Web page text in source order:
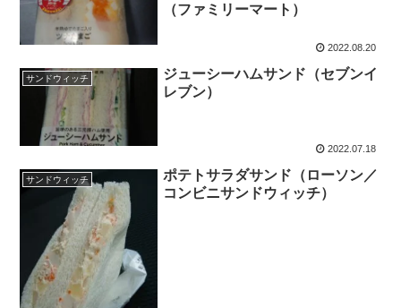
（ファミリーマート）
2022.08.20
サンドウィッチ
ジューシーハムサンド（セブンイ
レブン）
2022.07.18
サンドウィッチ
ポテトサラダサンド（ローソン／
コンビニサンドウィッチ）